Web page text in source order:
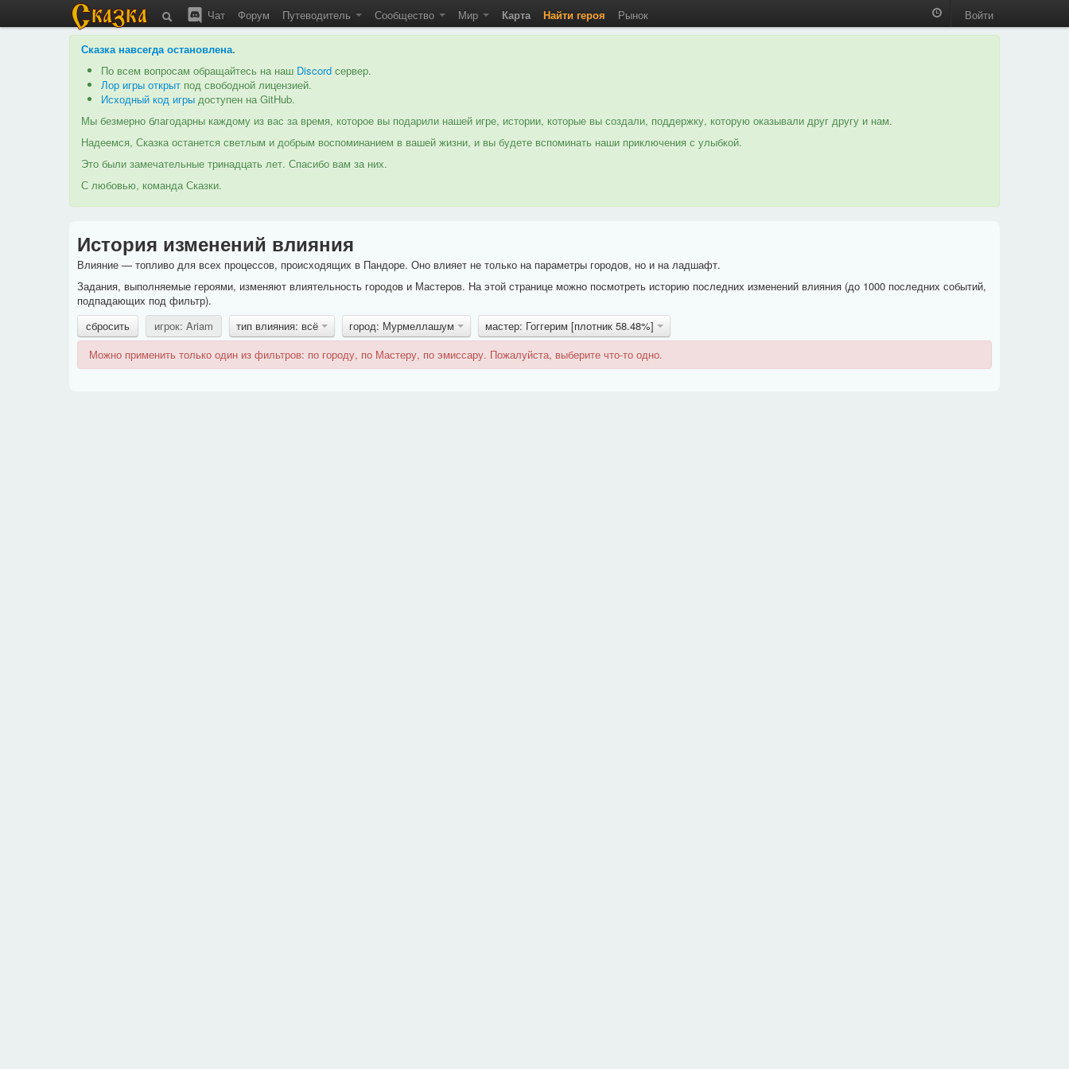
Чат Форум Путеводитель Сообщество Мир Карта Найти героя Рынок Войти
Сказка навсегда остановлена.
По всем вопросам обращайтесь на наш Discord сервер.
Лор игры открыт под свободной лицензией.
Исходный код игры доступен на GitHub.
Мы безмерно благодарны каждому из вас за время, которое вы подарили нашей игре, истории, которые вы создали, поддержку, которую оказывали друг другу и нам.
Надеемся, Сказка останется светлым и добрым воспоминанием в вашей жизни, и вы будете вспоминать наши приключения с улыбкой.
Это были замечательные тринадцать лет. Спасибо вам за них.
С любовью, команда Сказки.
История изменений влияния
Влияние — топливо для всех процессов, происходящих в Пандоре. Оно влияет не только на параметры городов, но и на ладшафт.
Задания, выполняемые героями, изменяют влиятельность городов и Мастеров. На этой странице можно посмотреть историю последних изменений влияния (до 1000 последних событий,
подпадающих под фильтр).
сбросить
игрок: Ariam тип влияния: всё город: Мурмеллашум
мастер: Гоггерим [плотник 58.48%]
Можно применить только один из фильтров: по городу, по Мастеру, по эмиссару. Пожалуйста, выберите что-то одно.